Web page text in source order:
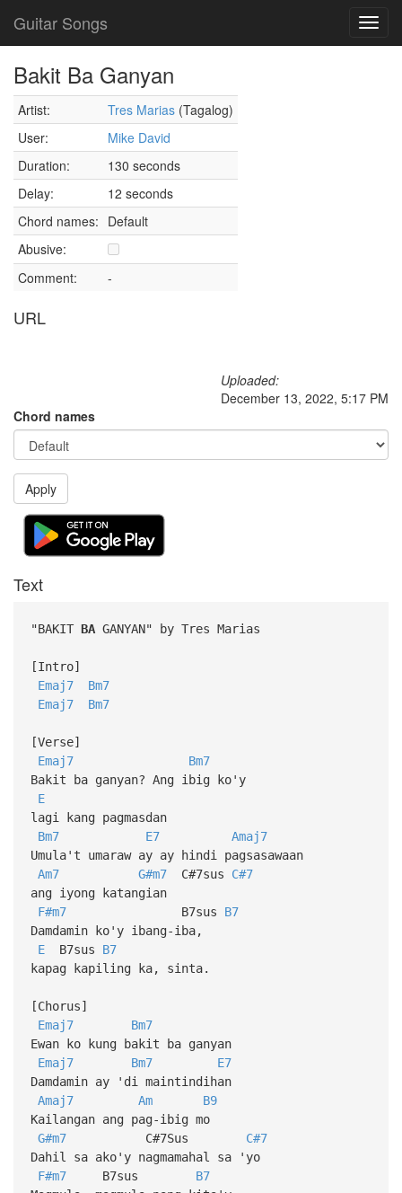
Guitar Songs
Bakit Ba Ganyan
Artist: Tres Marias (Tagalog)
User:
Mike David
Duration:
130 seconds
Delay:
12 seconds
Chord names: Default
Abusive:
Comment:
-
URL
Uploaded:
December 13, 2022, 5:17 PM
Chord names
Apply
Text
"BAKIT BAGANYAN" by Tres Marias
[Intro]
Emaj7
Bm7
Emaj7
Bm7
[Verse]
Emaj7
Bm7
Bakit ba ganyan? Ang ibig ko'y
E
lagi kang pagmasdan
Bm7
E7
Amaj7
Umula't umaraw ay ay hindi pagsasawaan
Am7
G#m7C#7sus C#7
ang iyong katangian
F#m7B7sus B7
Damdamin ko'y ibang-iba,
EB7sus B7
kapag kapiling ka, sinta.
[Chorus]
Emaj7
Bm7
Ewan ko kung bakit ba ganyan
Emaj7
Bm7
E7
Damdamin ay 'di maintindihan
Amaj7
Am
B9
Kailangan ang pag-ibig mo
G#m7C#7Sus C#7
Dahil sa ako'y nagmamahal sa 'yo
F#m7B7sus B7